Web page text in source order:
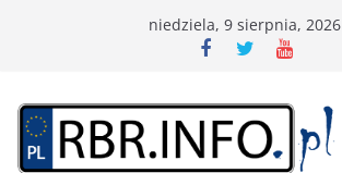
niedziela, 9 sierpnia, 2026